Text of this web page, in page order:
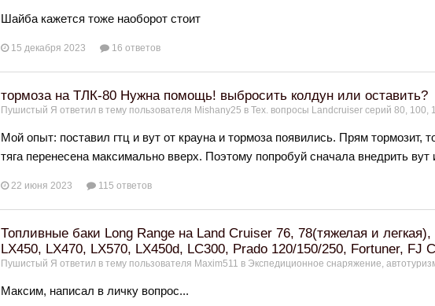
Шайба кажется тоже наоборот стоит
15 декабря 2023 16 ответов
тормоза на ТЛК-80 Нужна помощь! выбросить колдун или оставить?
Пушистый Я ответил в тему пользователя Mishany25 в Тех. вопросы Landcruiser серий 80, 100,
Мой опыт: поставил гтц и вут от крауна и тормоза появились. Прям тормозит,
тяга перенесена максимально вверх. Поэтому попробуй сначала внедрить вут
22 июня 2023 115 ответов
Топливные баки Long Range на Land Cruiser 76, 78(тяжелая и
LX450, LX470, LX570, LX450d, LC300, Prado 120/150/250, Fortuner, FJ
Пушистый Я ответил в тему пользователя Maxim511 в Экспедиционное снаряжение,
Максим, написал в личку вопрос...